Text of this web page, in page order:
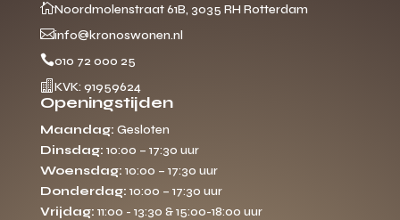
Noordmolenstraat 61B, 3035 RH Rotterdam
info@kronoswonen.nl
010 72 000 25
 KVK: 91959624
Openingstijden
Maandag: Gesloten
Dinsdag: 10:00 – 17:30 uur
Woensdag: 10:00 – 17:30 uur
Donderdag: 10:00 – 17:30 uur
Vrijdag: 11:00 - 13:30 & 15:00-18:00 uur